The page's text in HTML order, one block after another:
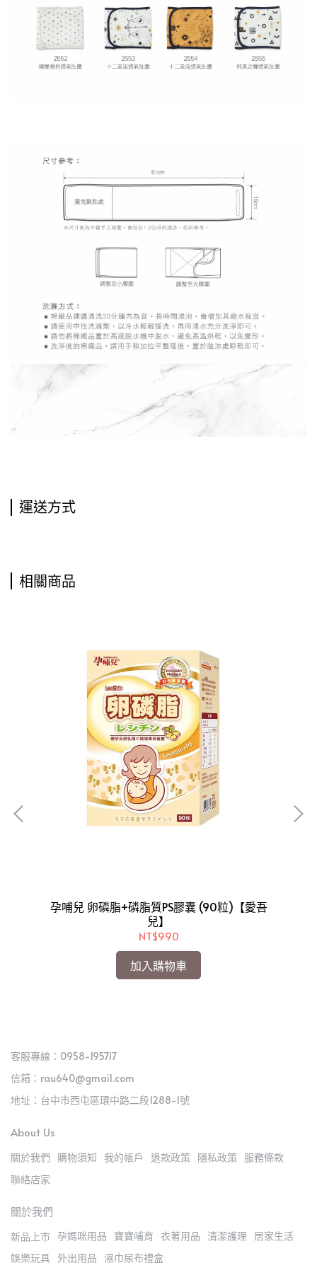
運送方式
相關商品
孕哺兒 卵磷脂+磷脂質PS膠囊 (90粒)【愛吾
兒】
NT$990
加入購物車
客服專線：0958-195717
信箱：rau640@gmail.com
地址：台中市西屯區環中路二段1288-1號
About Us
關於我們 購物須知 我的帳戶 退款政策 隱私政策 服務條款
聯絡店家
關於我們
新品上市 孕媽咪用品 寶寶哺育 衣著用品 清潔護理
居家生活
娛樂玩具 外出用品 濕巾尿布禮盒